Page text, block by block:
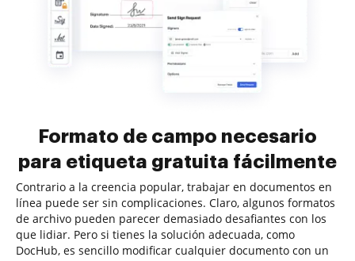
Formato de campo necesario
para etiqueta gratuita fácilmente
Contrario a la creencia popular, trabajar en documentos en
línea puede ser sin complicaciones. Claro, algunos formatos
de archivo pueden parecer demasiado desafiantes con los
que lidiar. Pero si tienes la solución adecuada, como
DocHub, es sencillo modificar cualquier documento con un